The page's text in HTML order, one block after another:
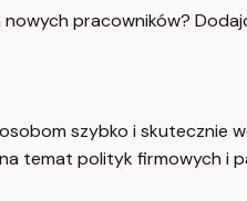
pracowników?
szybko i skutecznie
temat polityk firmowych i